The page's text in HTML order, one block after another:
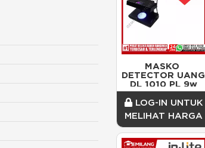
MASKO
DETECTOR UANG
DL 1010 PL 9w
LOG-IN UNTUK
MELIHAT HARGA